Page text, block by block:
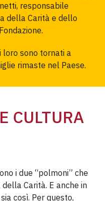
responsabile
della Carità e dello
sono tornati a
rimaste nel Paese.
CULTURA
i due “polmoni” che
Carità. E anche in
così. Per questo,